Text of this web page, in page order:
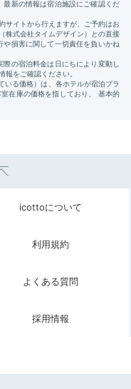
icottoについて
利用規約
よくある質問
採用情報